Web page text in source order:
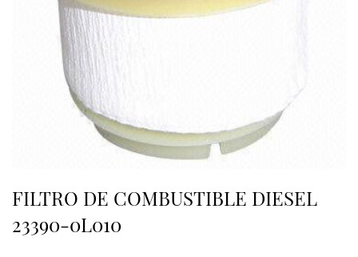
FILTRO DE COMBUSTIBLE DIESEL
23390-0L010